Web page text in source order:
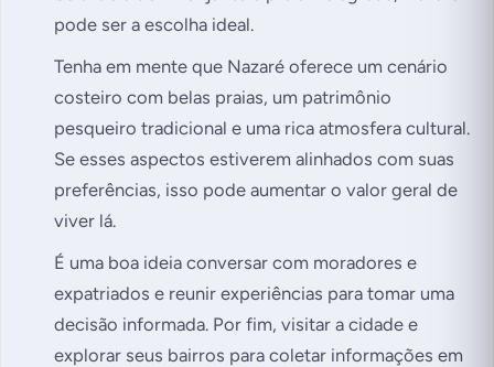
pode ser a escolha ideal.
Tenha em mente que Nazaré oferece um cenário
costeiro com belas praias, um patrimônio
pesqueiro tradicional e uma rica atmosfera cultural.
Se esses aspectos estiverem alinhados com suas
preferências, isso pode aumentar o valor geral de
viver lá.
É uma boa ideia conversar com moradores e
expatriados e reunir experiências para tomar uma
decisão informada. Por fim, visitar a cidade e
explorar seus bairros para coletar informações em